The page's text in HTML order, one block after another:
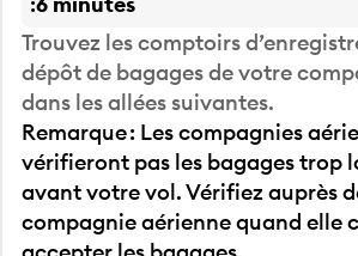
Trouvez les comptoirs
dépôt de bagages de votre
dans les allées suivantes.
Remarque : Les compagnies
vérifieront pas les bagages trop
avant votre vol. Vérifiez auprès
compagnie aérienne quand elle
accepter les bagages.